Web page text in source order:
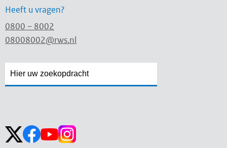
Heeft u vragen?
0800 – 8002
08008002@rws.nl